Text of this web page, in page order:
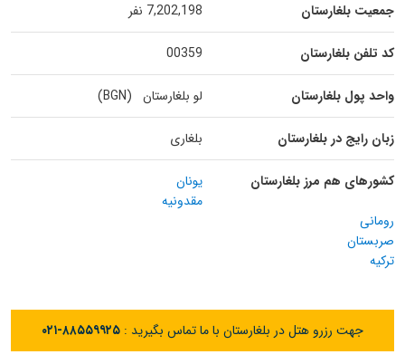
جمعیت بلغارستان 7,202,198 نفر
کد تلفن بلغارستان 00359
واحد پول بلغارستان لو بلغارستان (BGN)
زبان رایج در بلغارستان بلغاری
کشورهای هم مرز بلغارستان
یونان
مقدونیه
رومانی
صربستان
ترکیه
جهت رزرو هتل در بلغارستان با ما تماس بگیرید : ۰۲۱-۸۸۵۵۹۹۲۵